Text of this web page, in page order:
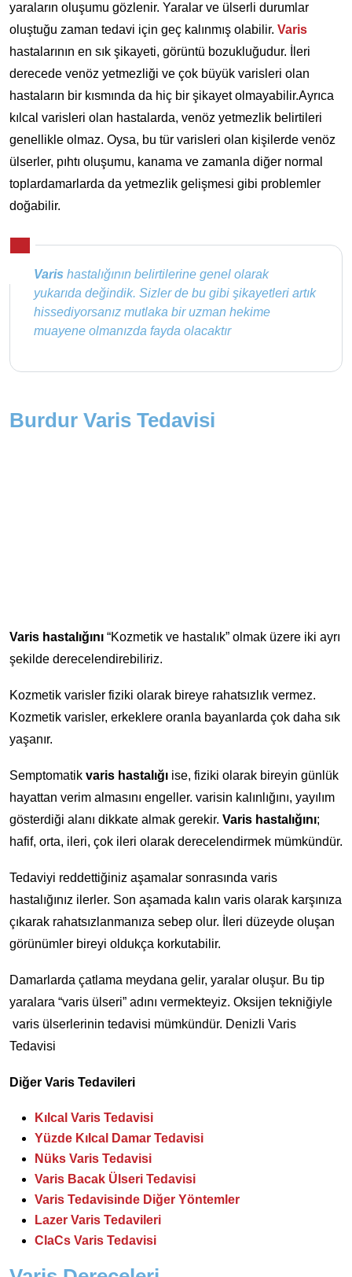
yaraların oluşumu gözlenir. Yaralar ve ülserli durumlar
oluştuğu zaman tedavi için geç kalınmış olabilir. Varis
hastalarının en sık şikayeti, görüntü bozukluğudur. İleri
derecede venöz yetmezliği ve çok büyük varisleri olan
hastaların bir kısmında da hiç bir şikayet olmayabilir.Ayrıca
kılcal varisleri olan hastalarda, venöz yetmezlik belirtileri
genellikle olmaz. Oysa, bu tür varisleri olan kişilerde venöz
ülserler, pıhtı oluşumu, kanama ve zamanla diğer normal
toplardamarlarda da yetmezlik gelişmesi gibi problemler
doğabilir.
Varis hastalığının belirtilerine genel olarak
yukarıda değindik. Sizler de bu gibi şikayetleri artık
hissediyorsanız mutlaka bir uzman hekime
muayene olmanızda fayda olacaktır
Burdur Varis Tedavisi
Varis hastalığını “Kozmetik ve hastalık” olmak üzere iki ayrı
şekilde derecelendirebiliriz.
Kozmetik varisler fiziki olarak bireye rahatsızlık vermez.
Kozmetik varisler, erkeklere oranla bayanlarda çok daha sık
yaşanır.
Semptomatik varis hastalığı ise, fiziki olarak bireyin günlük
hayattan verim almasını engeller. varisin kalınlığını, yayılım
gösterdiği alanı dikkate almak gerekir. Varis hastalığını;
hafif, orta, ileri, çok ileri olarak derecelendirmek mümkündür.
Tedaviyi reddettiğiniz aşamalar sonrasında varis
hastalığınız ilerler. Son aşamada kalın varis olarak karşınıza
çıkarak rahatsızlanmanıza sebep olur. İleri düzeyde oluşan
görünümler bireyi oldukça korkutabilir.
Damarlarda çatlama meydana gelir, yaralar oluşur. Bu tip
yaralara “varis ülseri” adını vermekteyiz. Oksijen tekniğiyle
varis ülserlerinin tedavisi mümkündür. Denizli Varis
Tedavisi
Diğer Varis Tedavileri
Kılcal Varis Tedavisi
Yüzde Kılcal Damar Tedavisi
Nüks Varis Tedavisi
Varis Bacak Ülseri Tedavisi
Varis Tedavisinde Diğer Yöntemler
Lazer Varis Tedavileri
ClaCs Varis Tedavisi